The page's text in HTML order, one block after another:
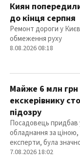
Киян
до кінця серпня
Ремонт дороги у
обмеження руху
8.08.2026 08:18
Майже 6 млн грн
екскерівнику
підозру
Посадовець придбав
обладнання за
експерти, була
7.08.2026 18:02